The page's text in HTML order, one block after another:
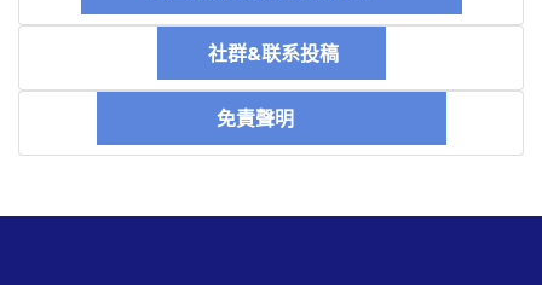
社群&联系投稿
免責聲明